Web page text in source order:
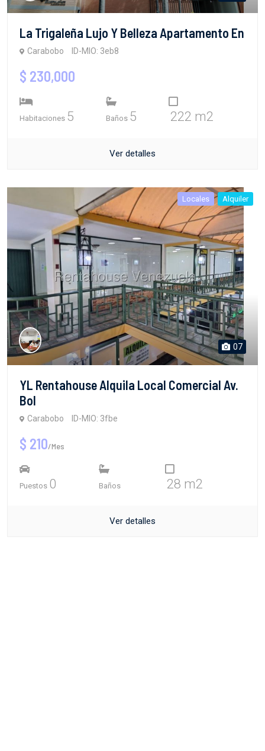
La Trigaleña Lujo Y Belleza Apartamento En
Carabobo ID-MIO: 3eb8
$ 230,000
Habitaciones 5 Baños 5 222 m2
Ver detalles
Locales Alquiler
07
YL Rentahouse Alquila Local Comercial Av.
Bol
Carabobo ID-MIO: 3fbe
$ 210/Mes
Puestos 0 Baños 28 m2
Ver detalles